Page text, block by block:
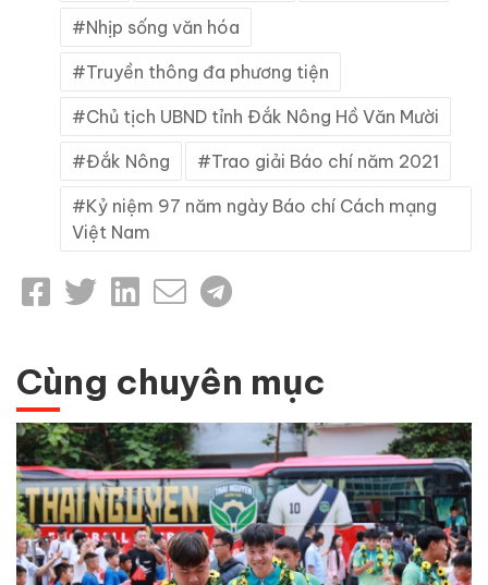
Nhịp sống văn hóa
Truyền thông đa phương tiện
Chủ tịch UBND tỉnh Đắk Nông Hồ Văn Mười
Đắk Nông Trao giải Báo chí năm 2021
Kỷ niệm 97 năm ngày Báo chí Cách mạng
Việt Nam
Cùng chuyên mục